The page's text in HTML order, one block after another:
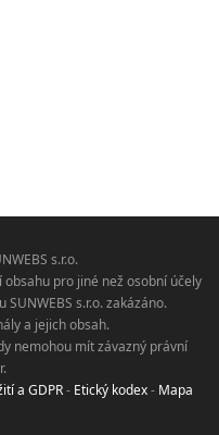
s.r.o.
pro jiné než osobní účely
s.r.o. zakázáno.
a jejich obsah.
nemohou mít závazný právní
a GDPR- Etický kodex- Mapa